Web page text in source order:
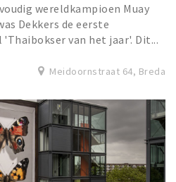
wereldkampioen Muay
Dekkers de eerste
van het jaar'. Dit...
Meidoornstraat 64, Breda